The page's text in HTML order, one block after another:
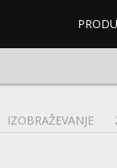
IZOBRAŽEVANJE